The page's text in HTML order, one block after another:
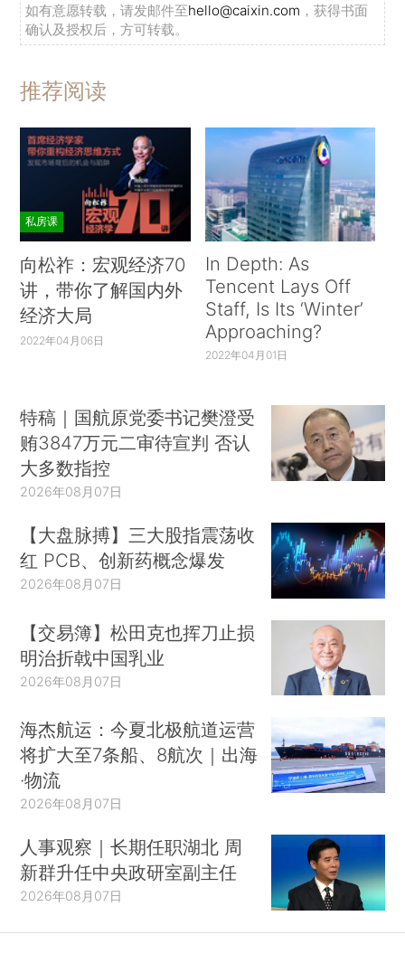
如有意愿转载，请发邮件至hello@caixin.com ，获得书面
确认及授权后，方可转载。
推荐阅读
私房课
向松祚：宏观经济70
讲，带你了解国内外
经济大局
2022年04月06日
In Depth: As
Tencent Lays Off
Staff, Is Its ‘Winter’
Approaching?
2022年04月01日
特稿｜国航原党委书记樊澄受
贿3847万元二审待宣判 否认
大多数指控
2026年08月07日
【大盘脉搏】三大股指震荡收
红 PCB、创新药概念爆发
2026年08月07日
【交易簿】松田克也挥刀止损
明治折戟中国乳业
2026年08月07日
海杰航运：今夏北极航道运营
将扩大至7条船、8航次｜出海
·物流
2026年08月07日
人事观察｜长期任职湖北 周
新群升任中央政研室副主任
2026年08月07日